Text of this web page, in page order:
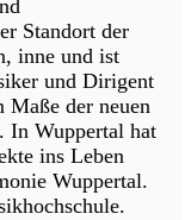
Standort der
inne und ist
und Dirigent
Maße der neuen
In Wuppertal hat
ins Leben
Wuppertal.